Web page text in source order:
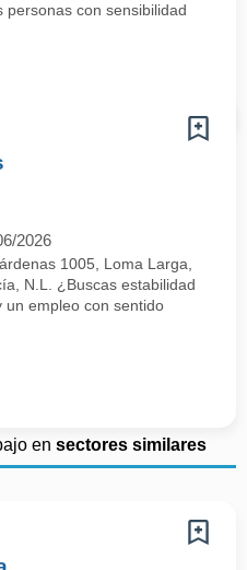
personas con sensibilidad
2026
1005, Loma Larga,
N.L. ¿Buscas estabilidad
un empleo con sentido
en sectores similares